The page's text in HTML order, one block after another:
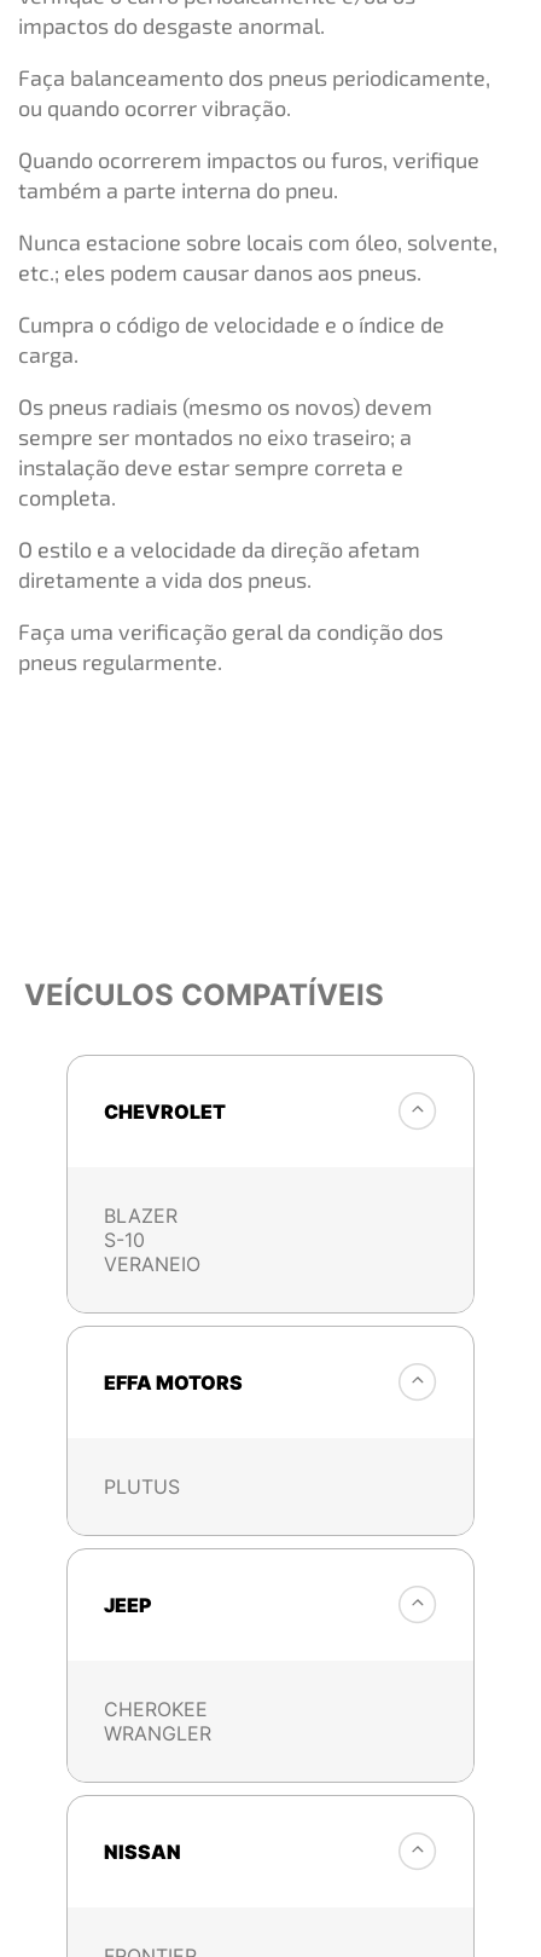
impactos do desgaste anormal.
Faça balanceamento dos pneus periodicamente,
ou quando ocorrer vibração.
Quando ocorrerem impactos ou furos, verifique
também a parte interna do pneu.
Nunca estacione sobre locais com óleo, solvente,
etc.; eles podem causar danos aos pneus.
Cumpra o código de velocidade e o índice de
carga.
Os pneus radiais (mesmo os novos) devem
sempre ser montados no eixo traseiro; a
instalação deve estar sempre correta e
completa.
O estilo e a velocidade da direção afetam
diretamente a vida dos pneus.
Faça uma verificação geral da condição dos
pneus regularmente.
VEÍCULOS COMPATÍVEIS
CHEVROLET
BLAZER
S-10
VERANEIO
EFFA MOTORS
PLUTUS
JEEP
CHEROKEE
WRANGLER
NISSAN